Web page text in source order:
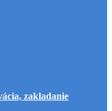
zakladanie